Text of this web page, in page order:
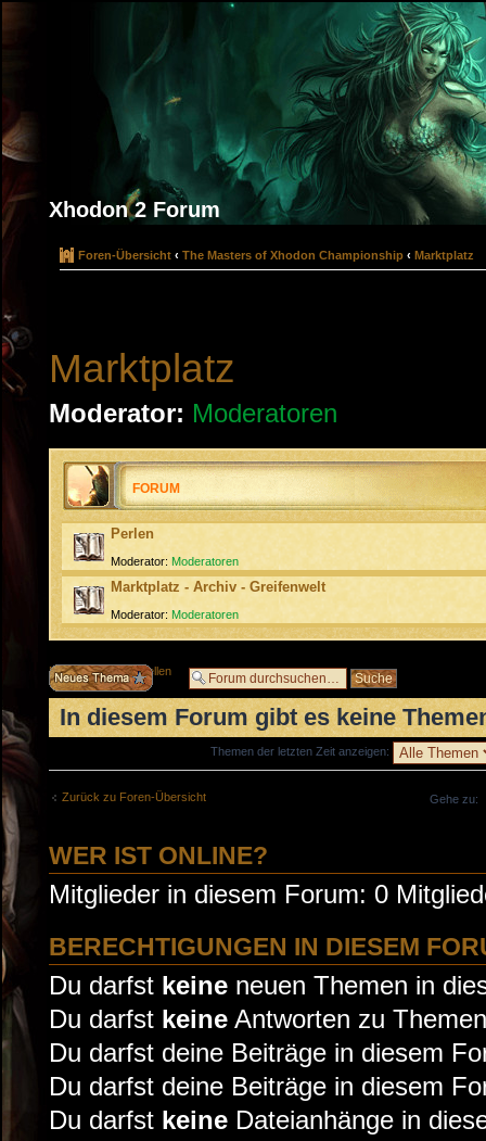
Xhodon 2 Forum
Foren-Übersicht ‹ The Masters of Xhodon Championship ‹ Marktplatz
Marktplatz
Moderator: Moderatoren
FORUM
Perlen
Moderator: Moderatoren
Marktplatz - Archiv - Greifenwelt
Moderator: Moderatoren
Neues Thema erstellen
In diesem Forum gibt es keine
Themen der letzten Zeit anzeigen:
Zurück zu Foren-Übersicht Gehe zu:
WER IST ONLINE?
Mitglieder in diesem Forum: 0
BERECHTIGUNGEN IN DIESEM
Du darfst keine neuen Themen in
Du darfst keine Antworten zu
Du darfst deine Beiträge in diesem
Du darfst deine Beiträge in diesem
Du darfst keine Dateianhänge in